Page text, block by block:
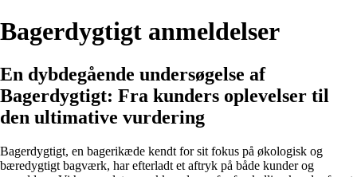
Bagerdygtigt anmeldelser
En dybdegående undersøgelse af
Bagerdygtigt: Fra kunders oplevelser til
den ultimative vurdering
Bagerdygtigt, en bagerikæde kendt for sit fokus på økologisk og
bæredygtigt bagværk, har efterladt et aftryk på både kunder og